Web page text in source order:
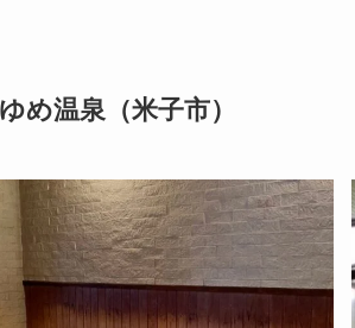
め温泉（米子市）